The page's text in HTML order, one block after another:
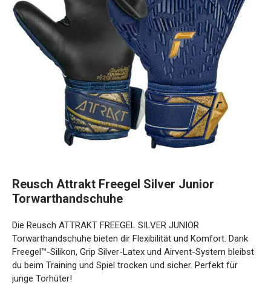
Torwarthandschuhe
Torwarthandschuhe bieten dir Flexibilität und Komfort. Dank
Freegel™-Silikon, Grip Silver-Latex und Airvent-System
bleibst du beim Training und Spiel trocken und sicher.
Perfekt für junge Torhüter!